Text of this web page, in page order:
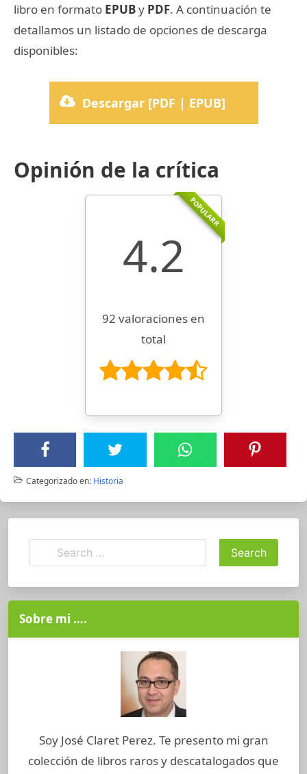
libro en formato EPUBy PDF. A continuación te
detallamos un listado de opciones de descarga
disponibles:
Descargar [PDF | EPUB]
Opinión de la crítica
POPULARR
4.2
92 valoraciones en
total
Categorizado en: Historia
Sobre mi ….
Soy José Claret Perez. Te presento mi gran
colección de libros raros y descatalogados que